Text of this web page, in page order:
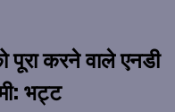
पूरा करने वाले एनडी
भट्ट